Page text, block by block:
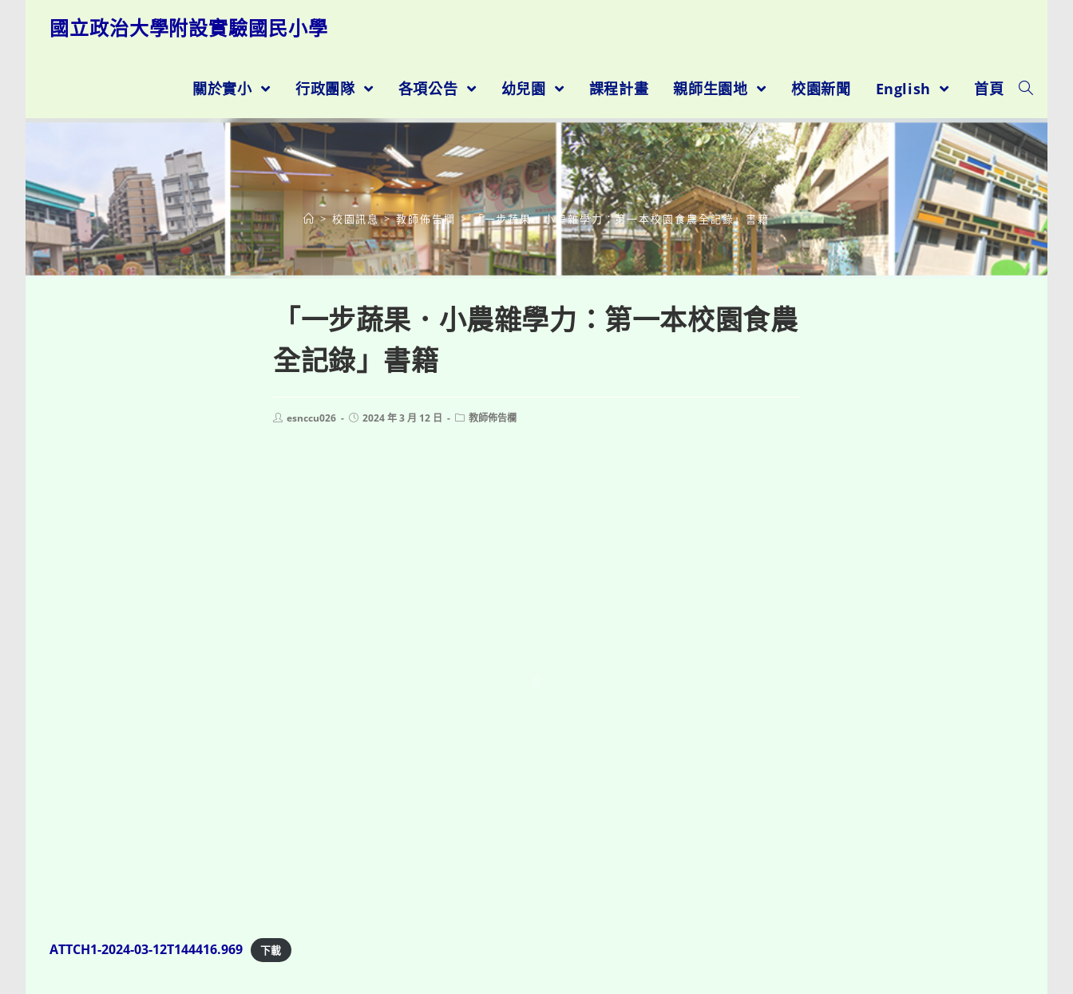
國立政治大學附設實驗國民小學
關於實小 行政團隊 各項公告 幼兒園 課程計畫 親師生園地 校園新聞 English 首頁
部落格
> 校園訊息 > 教師佈告欄 > 「一步蔬果．小農雜學力：第一本校園食農全記錄」書籍
「一步蔬果．小農雜學力：第一本校園食農
全記錄」書籍
Postesnccu026
Post2024 年 3 月 12 日
Post教師佈告欄
ATTCH1-2024-03-12T144416.969 下載